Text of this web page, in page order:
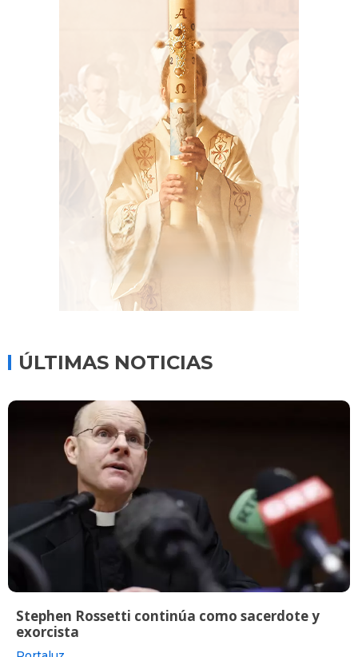
ÚLTIMAS NOTICIAS
Stephen Rossetti continúa como sacerdote y
exorcista